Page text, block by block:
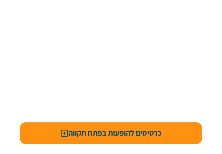
כרטיסים להופעות בפתח תקווה